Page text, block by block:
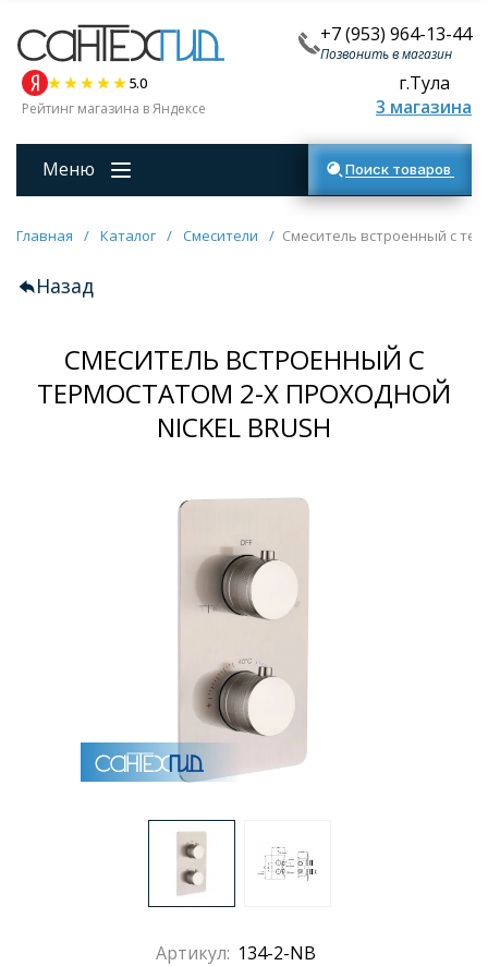
+7 (953) 964-13-44
Позвонить в магазин
5.0
Рейтинг магазина в Яндексе
г.Тула
3 магазина
Меню Поиск товаров
Главная / Каталог / Смесители / Смеситель встроенный с
Назад
СМЕСИТЕЛЬ ВСТРОЕННЫЙ С
ТЕРМОСТАТОМ 2-Х ПРОХОДНОЙ
NICKEL BRUSH
Артикул: 134-2-NB